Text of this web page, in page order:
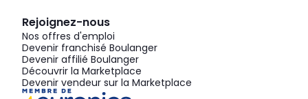
Rejoignez-nous
Nos offres d'emploi
Devenir franchisé Boulanger
Devenir affilié Boulanger
Découvrir la Marketplace
Devenir vendeur sur la Marketplace